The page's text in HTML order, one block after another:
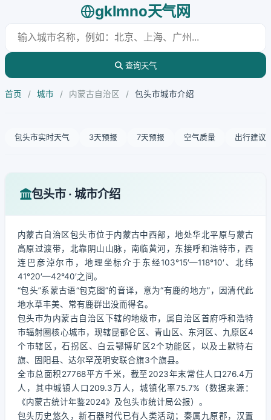
gklmno天气网
查询天气
首页 / 城市 / 内蒙古自治区 / 包头市城市介绍
包头市实时天气 3天预报 7天预报 空气质量 出行建议
包头市 · 城市介绍
内蒙古自治区包头市位于内蒙古中西部，地处华北平原与蒙古
高原过渡带，北靠阴山山脉，南临黄河，东接呼和浩特市，西
连巴彦淖尔市，地理坐标介于东经103°15′—118°10′、北纬
41°20′—42°40′之间。
“包头”系蒙古语“包克图”的音译，意为“有鹿的地方”，因清代此
地水草丰美、常有鹿群出没而得名。
包头市为内蒙古自治区下辖的地级市，属自治区首府呼和浩特
市辐射圈核心城市，现辖昆都仑区、青山区、东河区、九原区4
个市辖区，石拐区、白云鄂博矿区2个功能区，以及土默特右
旗、固阳县、达尔罕茂明安联合旗3个旗县。
全市总面积27768平方千米，截至2023年末常住人口276.4万
人，其中城镇人口209.3万人，城镇化率75.7%（数据来源：
《内蒙古统计年鉴2024》及包头市统计局公报）。
包头历史悠久，新石器时代已有人类活动；秦属九原郡，汉置